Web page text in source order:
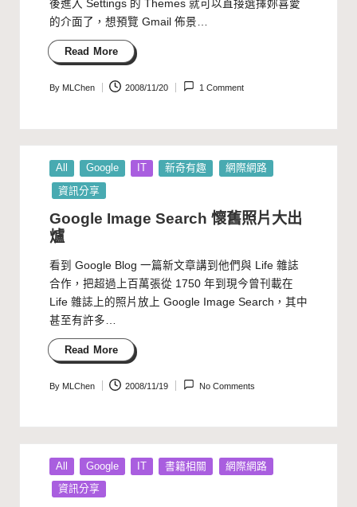
後進入 Settings 的 Themes 就可以直接選擇妳喜愛
的介面了，想預覽 Gmail 佈景…
Read More
Posted
By MLChen 2008/11/20 1 Comment
Posted
in
All Google IT 新奇有趣
網際網路
資訊分享
Google Image Search 懷舊照片大出
爐
看到 Google Blog 一篇新文章講到他們與 Life 雜誌
合作，把超過上百萬張從 1750 年到現今曾刊載在
Life 雜誌上的照片放上 Google Image Search，其中
甚至有許多…
Read More
Posted
By MLChen 2008/11/19 No Comments
Posted
in
All Google IT 書籍相關
網際網路
資訊分享